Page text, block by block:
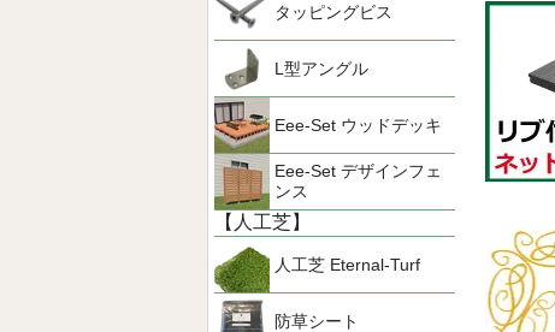
タッピングビス
L型アングル
Eee-Set ウッドデッキ
Eee-Set デザインフェ
ンス
【人工芝】
人工芝 Eternal-Turf
防草シート